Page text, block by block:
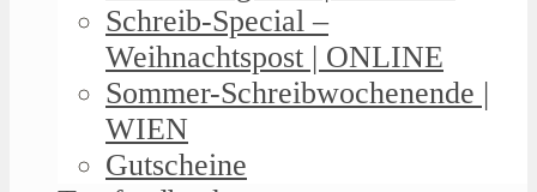
Schreib-Special –
Weihnachtspost | ONLINE
Sommer-Schreibwochenende |
WIEN
Gutscheine